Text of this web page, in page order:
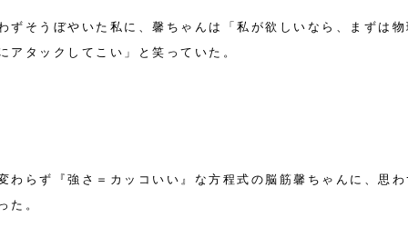
ずそうぼやいた私に、馨ちゃんは「私が欲しいなら、まずは
アタックしてこい」と笑っていた。
わらず『強さ＝カッコいい』な方程式の脳筋馨ちゃんに、思
た。